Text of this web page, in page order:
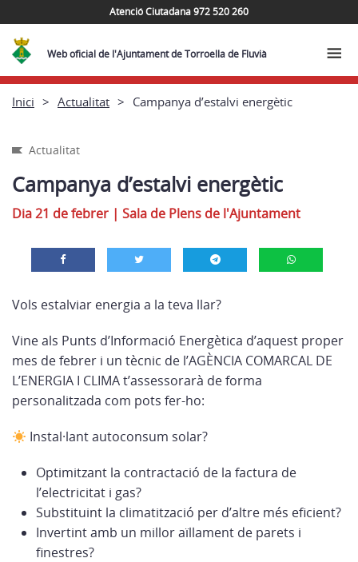
Atenció Ciutadana 972 520 260
Web oficial de l'Ajuntament de Torroella de Fluvià
Inici Actualitat Campanya d’estalvi energètic
Actualitat
Campanya d’estalvi energètic
Dia 21 de febrer | Sala de Plens de l'Ajuntament
Vols estalviar energia a la teva llar?
Vine als Punts d’Informació Energètica d’aquest proper
mes de febrer i un tècnic de l’AGÈNCIA COMARCAL DE
L’ENERGIA I CLIMA t’assessorarà de forma
personalitzada com pots fer-ho:
Instal·lant autoconsum solar?
Optimitzant la contractació de la factura de
l’electricitat i gas?
Substituint la climatització per d’altre més eficient?
Invertint amb un millor aïllament de parets i
finestres?